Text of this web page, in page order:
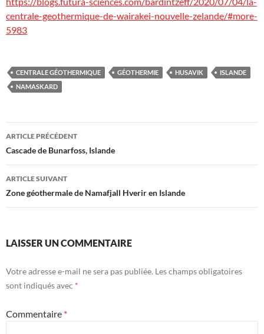
centrale-geothermique-de-wairakei-nouvelle-zelande/#more-
5983
CENTRALE GÉOTHERMIQUE GÉOTHERMIE HUSAVIK
ISLANDE
NAMASKARD
Navigation
des
articles
ARTICLE PRÉCÉDENT
Cascade de Bunarfoss, Islande
ARTICLE SUIVANT
Zone géothermale de Namafjall Hverir en Islande
LAISSER UN COMMENTAIRE
Votre adresse e-mail ne sera pas publiée. Les champs obligatoires
sont indiqués avec *
Commentaire *